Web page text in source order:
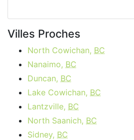
Villes Proches
North Cowichan, BC
Nanaimo, BC
Duncan, BC
Lake Cowichan, BC
Lantzville, BC
North Saanich, BC
Sidney, BC